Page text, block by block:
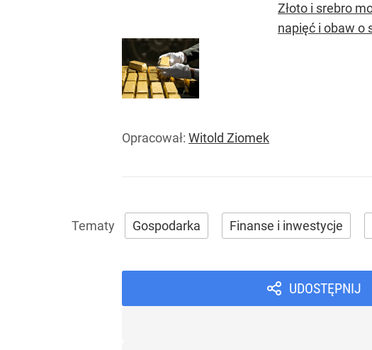
Złoto i srebro
napięć i obaw o
Opracował: Witold Ziomek
Gospodarka Finanse i inwestycje
UDOSTĘPNIJ